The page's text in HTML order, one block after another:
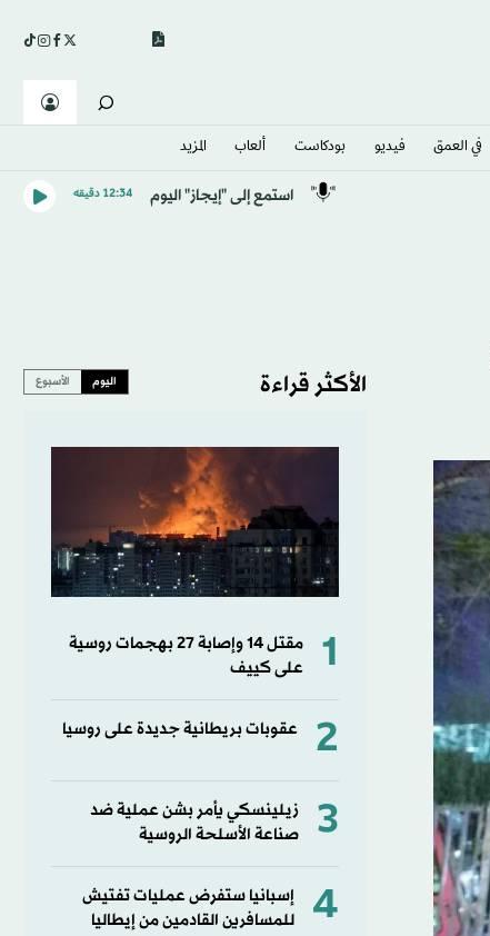
في العمق فيديو بودكاست ألعاب المزيد
استمع إلى "إيجاز" اليوم 12:34 دقيقه
الأكثر قراءة اليوم الأسبوع
1
مقتل ⁠14 وإصابة ‌27 بهجمات روسية
على كييف
2 عقوبات بريطانية جديدة على روسيا
3
زيلينسكي يأمر بشن عملية ضد
صناعة الأسلحة الروسية
4
إسبانيا ستفرض عمليات تفتيش
للمسافرين القادمين من إيطاليا